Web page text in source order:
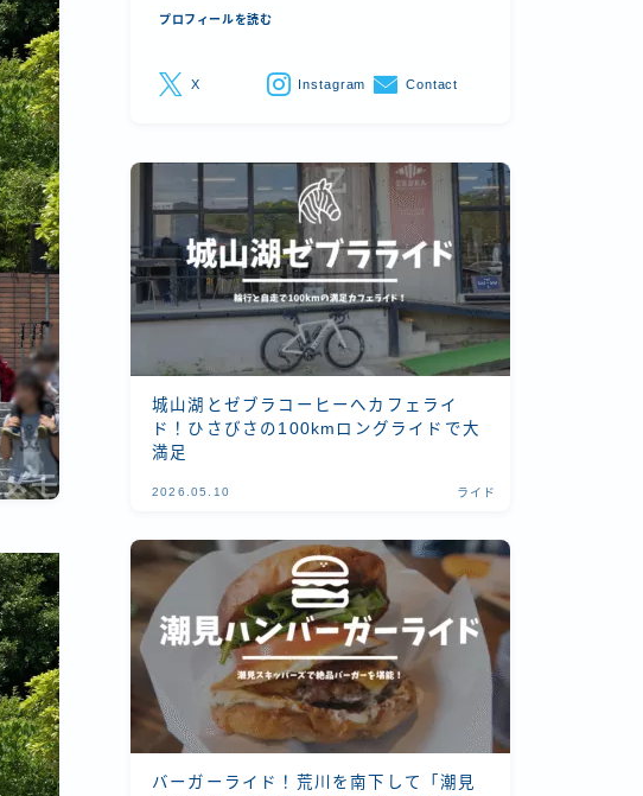
プロフィールを読む
X Instagram Contact
城山湖とゼブラコーヒーへカフェライ
ド！ひさびさの100kmロングライドで大
満足
2026.05.10 ライド
バーガーライド！荒川を南下して「潮見